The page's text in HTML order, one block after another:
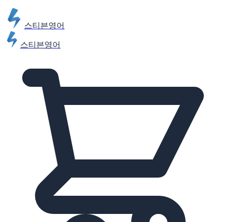
스티븐영어
스티븐영어